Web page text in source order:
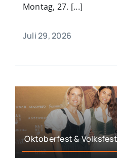
Montag, 27. [...]
Juli 29, 2026
Oktoberfest &